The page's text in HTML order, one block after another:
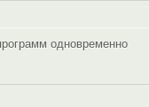
одновременно